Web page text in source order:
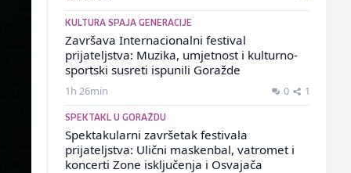
KULTURA SPAJA GENERACIJE
Završava Internacionalni festival
prijateljstva: Muzika, umjetnost i kulturno-
sportski susreti ispunili Goražde
1h 26min 0 1
SPEKTAKL U GORAŽDU
Spektakularni završetak festivala
prijateljstva: Ulični maskenbal, vatromet i
koncerti Zone isključenja i Osvajača